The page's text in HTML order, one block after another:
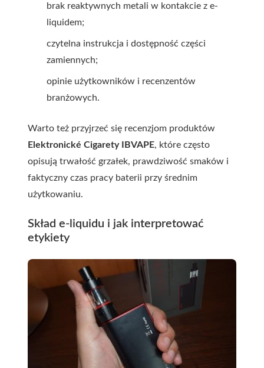
brak reaktywnych metali w kontakcie z e-
liquidem;
czytelna instrukcja i dostępność części
zamiennych;
opinie użytkowników i recenzentów
branżowych.
Warto też przyjrzeć się recenzjom produktów
Elektronické Cigarety IBVAPE, które często
opisują trwałość grzałek, prawdziwość smaków i
faktyczny czas pracy baterii przy średnim
użytkowaniu.
Skład e-liquidu i jak interpretować
etykiety